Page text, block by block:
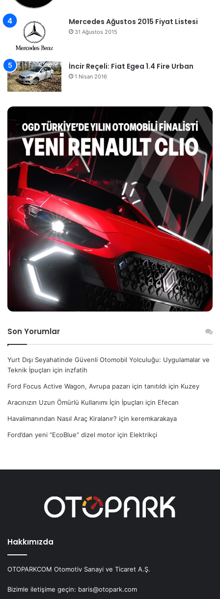
Mercedes Ağustos 2015 Fiyat Listesi
31 Ağustos 2015
İncir Reçeli: Fiat Egea 1.4 Fire Urban
1 Nisan 2016
Son Yorumlar
Yurt Dışı Seyahatinde Güvenli Otomobil Yolculuğu: Uygulamalar ve
Teknik İpuçları için inzfatih
Ford Focus Active Wagon, Avrupa pazarı için tanıtıldı için Kuzey
Aracınızın Uzun Ömürlü Kullanımı İçin İpuçları için Efecan
Havalimanından Nasıl Araç Kiralanır? için keremkarakaya
Ford’dan yeni “EcoBlue” dizel motor için Elektrikçi
Hakkımızda
OTOPARKCOM Otomotiv Sanayi ve Ticaret A.Ş.
Bizimle iletişime geçin: baris@otopark.com